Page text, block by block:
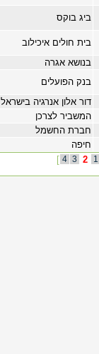
ביג בוקס
בית חולים איכילוב
בנושא אגרה
בנק הפועלים
דור אלון אנרגיה בישראל
המשביר לצרכן
חברת החשמל
חיפה
[ 4 3 2 1